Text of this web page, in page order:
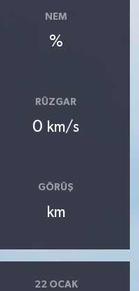
NEM
%
RÜZGAR
0 km/s
GÖRÜŞ
km
22 OCAK